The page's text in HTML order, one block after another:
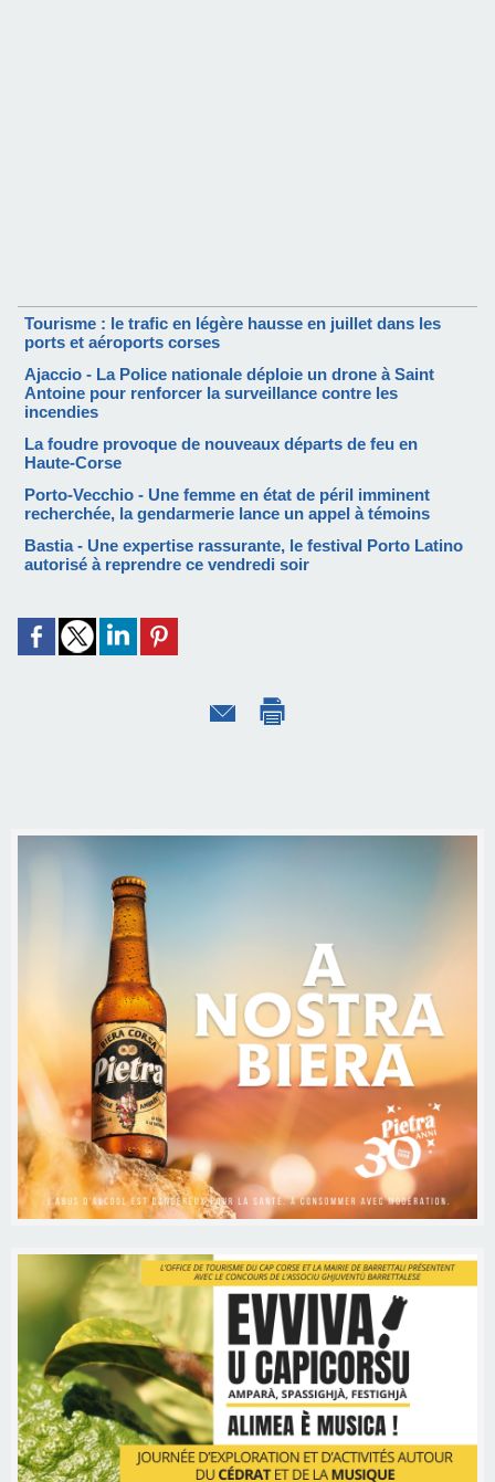
Tourisme : le trafic en légère hausse en juillet dans les
ports et aéroports corses
Ajaccio - La Police nationale déploie un drone à Saint
Antoine pour renforcer la surveillance contre les
incendies
La foudre provoque de nouveaux départs de feu en
Haute-Corse
Porto-Vecchio - Une femme en état de péril imminent
recherchée, la gendarmerie lance un appel à témoins
Bastia - Une expertise rassurante, le festival Porto Latino
autorisé à reprendre ce vendredi soir